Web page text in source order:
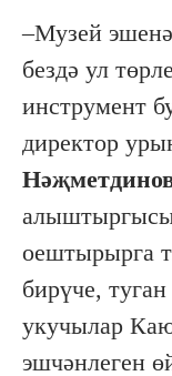
–Музей
бездә ул
инструмент
директор
оештырырга
бирүче,
укучылар
эшчәнлеген